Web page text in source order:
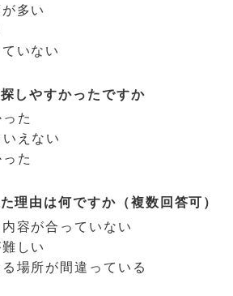
多い
いない
しやすかったですか
た
えない
た
理由は何ですか（複数回答可）
容が合っていない
しい
場所が間違っている